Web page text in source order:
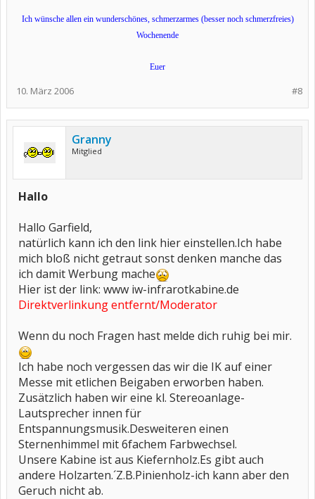
Ich wünsche allen ein wunderschönes, schmerzarmes (besser noch schmerzfreies)
Wochenende
Euer
#8
10. März 2006
Granny
Mitglied
Hallo
Hallo Garfield,
natürlich kann ich den link hier einstellen.Ich habe
mich bloß nicht getraut sonst denken manche das
ich damit Werbung mache
Hier ist der link: www iw-infrarotkabine.de
Direktverlinkung entfernt/Moderator
Wenn du noch Fragen hast melde dich ruhig bei mir.
Ich habe noch vergessen das wir die IK auf einer
Messe mit etlichen Beigaben erworben haben.
Zusätzlich haben wir eine kl. Stereoanlage-
Lautsprecher innen für
Entspannungsmusik.Desweiteren einen
Sternenhimmel mit 6fachem Farbwechsel.
Unsere Kabine ist aus Kiefernholz.Es gibt auch
andere Holzarten.´Z.B.Pinienholz-ich kann aber den
Geruch nicht ab.